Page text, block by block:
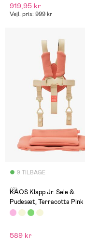
919,95 kr
Vejl. pris: 999 kr
9 TILBAGE
(0)
KAOS Klapp Jr. Sele &
Pudesæt, Terracotta Pink
589 kr